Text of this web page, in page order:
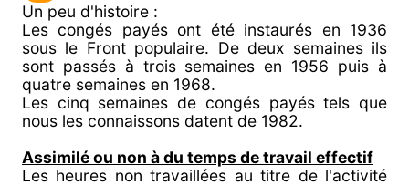
Un peu d'histoire :
Les congés payés ont été instaurés en 1936
sous le Front populaire. De deux semaines ils
sont passés à trois semaines en 1956 puis à
quatre semaines en 1968.
Les cinq semaines de congés payés tels que
nous les connaissons datent de 1982.
Assimilé ou non à du temps de travail effectif
Les heures non travaillées au titre de l'activité